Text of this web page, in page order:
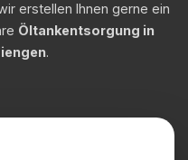
erstellen Ihnen gerne ein
Öltankentsorgung in
.